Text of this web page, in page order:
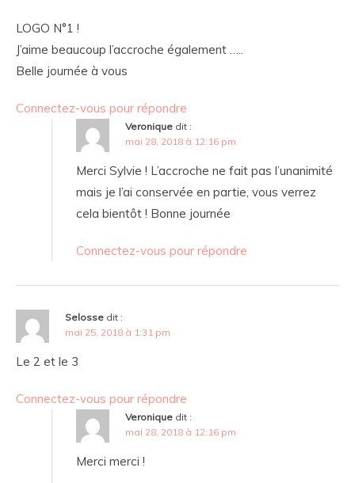
LOGO N°1 !
J’aime beaucoup l’accroche également …..
Belle journée à vous
Connectez-vous pour répondre
Veronique dit :
mai 28, 2018 à 12:16 pm
Merci Sylvie ! L’accroche ne fait pas l’unanimité
mais je l’ai conservée en partie, vous verrez
cela bientôt ! Bonne journée
Connectez-vous pour répondre
Selosse dit :
mai 25, 2018 à 1:31 pm
Le 2 et le 3
Connectez-vous pour répondre
Veronique dit :
mai 28, 2018 à 12:16 pm
Merci merci !